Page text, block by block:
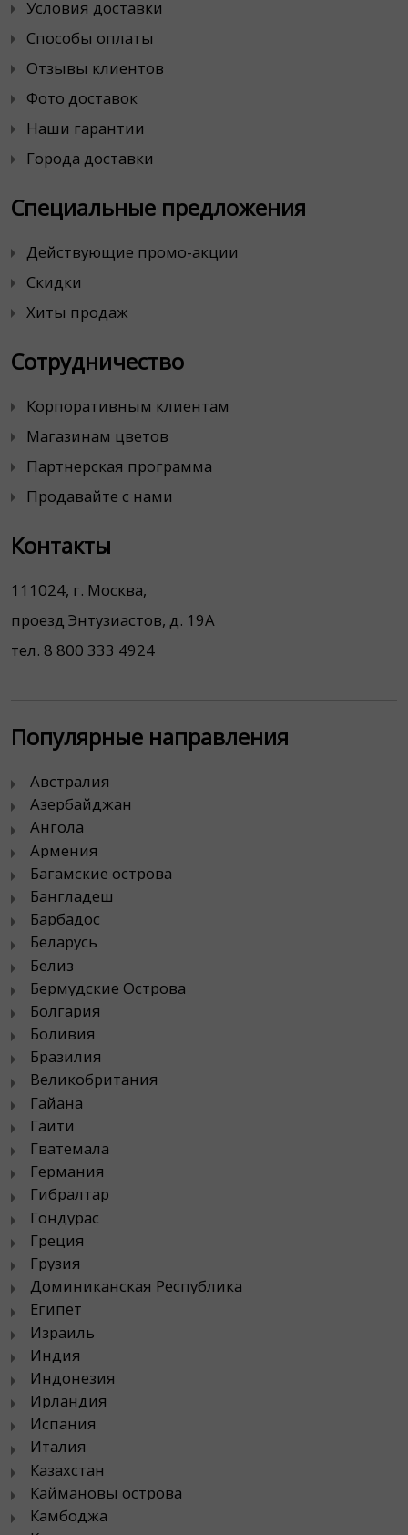
Условия доставки
Способы оплаты
Отзывы клиентов
Фото доставок
Наши гарантии
Города доставки
Специальные предложения
Действующие промо-акции
Скидки
Хиты продаж
Сотрудничество
Корпоративным клиентам
Магазинам цветов
Партнерская программа
Продавайте с нами
Контакты
111024, г. Москва,
проезд Энтузиастов, д. 19А
тел. 8 800 333 4924
Популярные направления
Австралия
Азербайджан
Ангола
Армения
Багамские острова
Бангладеш
Барбадос
Беларусь
Белиз
Бермудские Острова
Болгария
Боливия
Бразилия
Великобритания
Гайана
Гаити
Гватемала
Германия
Гибралтар
Гондурас
Греция
Грузия
Доминиканская Республика
Египет
Израиль
Индия
Индонезия
Ирландия
Испания
Италия
Казахстан
Каймановы острова
Камбоджа